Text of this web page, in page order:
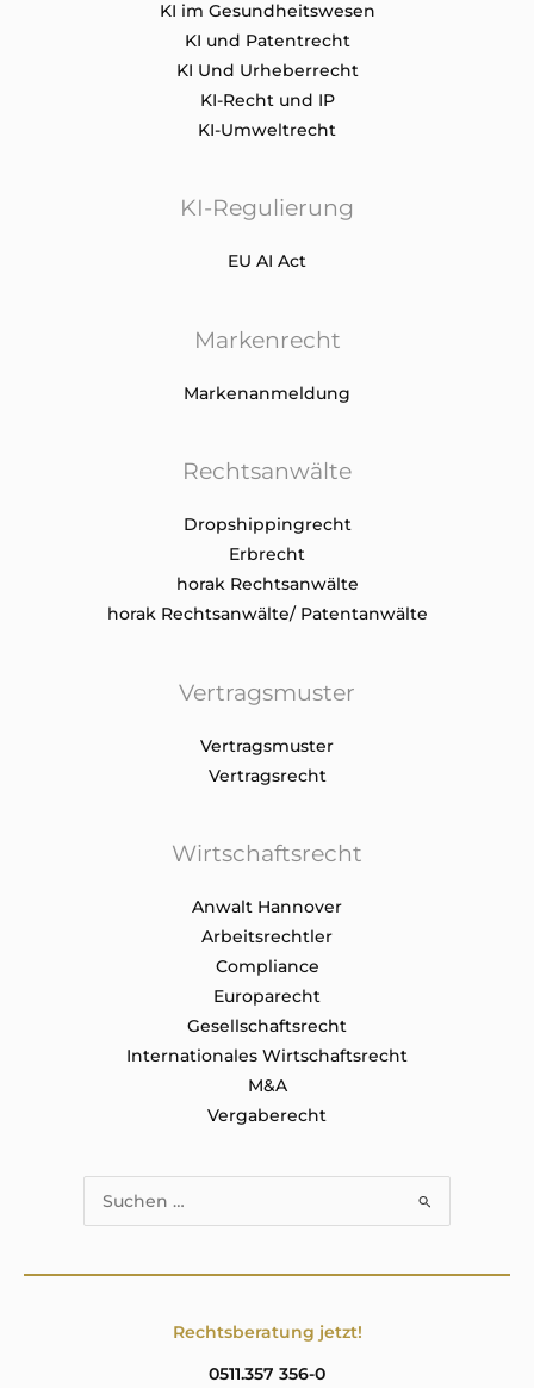
KI im Gesundheitswesen
KI und Patentrecht
KI Und Urheberrecht
KI-Recht und IP
KI-Umweltrecht
KI-Regulierung
EU AI Act
Markenrecht
Markenanmeldung
Rechtsanwälte
Dropshippingrecht
Erbrecht
horak Rechtsanwälte
horak Rechtsanwälte/ Patentanwälte
Vertragsmuster
Vertragsmuster
Vertragsrecht
Wirtschaftsrecht
Anwalt Hannover
Arbeitsrechtler
Compliance
Europarecht
Gesellschaftsrecht
Internationales Wirtschaftsrecht
M&A
Vergaberecht
Suchen
Rechtsberatung jetzt!
0511.357 356-0